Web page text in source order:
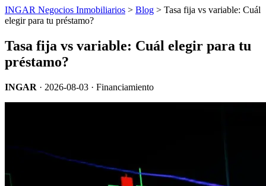
INGAR Negocios Inmobiliarios > Blog > Tasa fija vs variable: Cuál
elegir para tu préstamo?
Tasa fija vs variable: Cuál elegir para tu
préstamo?
INGAR · 2026-08-03 · Financiamiento